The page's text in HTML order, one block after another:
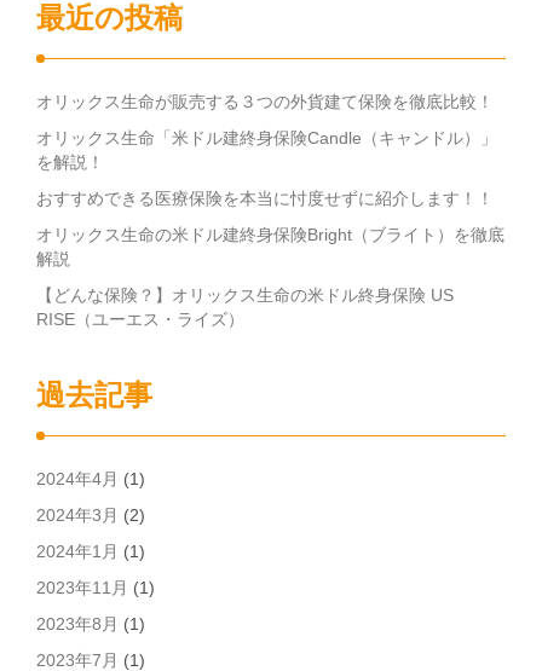
最近の投稿
オリックス生命が販売する３つの外貨建て保険を徹底比較！
オリックス生命「米ドル建終身保険Candle（キャンドル）」
を解説！
おすすめできる医療保険を本当に忖度せずに紹介します！！
オリックス生命の米ドル建終身保険Bright（ブライト）を徹底
解説
【どんな保険？】オリックス生命の米ドル終身保険 US
RISE（ユーエス・ライズ）
過去記事
2024年4月 (1)
2024年3月 (2)
2024年1月 (1)
2023年11月 (1)
2023年8月 (1)
2023年7月 (1)